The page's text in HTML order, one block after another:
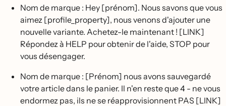
Nom de marque : Hey [prénom]. Nous savons que vous
aimez [profile_property], nous venons d'ajouter une
nouvelle variante. Achetez-le maintenant ! [LINK]
Répondez à HELP pour obtenir de l'aide, STOP pour
vous désengager.
Nom de marque : [Prénom] nous avons sauvegardé
votre article dans le panier. Il n'en reste que 4 - ne vous
endormez pas, ils ne se réapprovisionnent PAS [LINK]